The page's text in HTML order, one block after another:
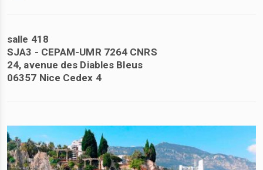
salle 418
SJA3 - CEPAM-UMR 7264 CNRS
24, avenue des Diables Bleus
06357 Nice Cedex 4